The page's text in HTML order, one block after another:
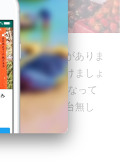
見かけることがありま
よう気を付けましょ
ない決まりになって
までの修行が台無し